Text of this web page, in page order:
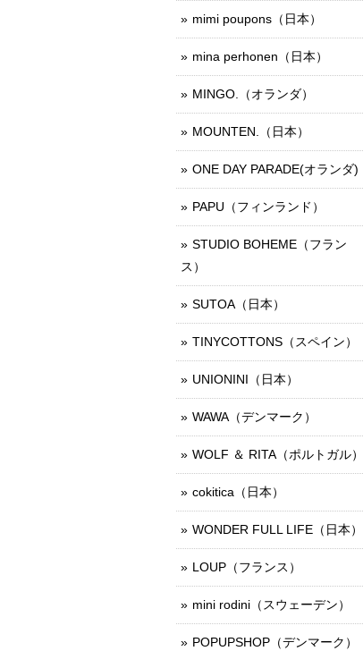
mimi poupons（日本）
mina perhonen（日本）
MINGO.（オランダ）
MOUNTEN.（日本）
ONE DAY PARADE(オランダ)
PAPU（フィンランド）
STUDIO BOHEME（フラン
ス）
SUTOA（日本）
TINYCOTTONS（スペイン）
UNIONINI（日本）
WAWA（デンマーク）
WOLF ＆ RITA（ポルトガル）
cokitica（日本）
WONDER FULL LIFE（日本）
LOUP（フランス）
mini rodini（スウェーデン）
POPUPSHOP（デンマーク）